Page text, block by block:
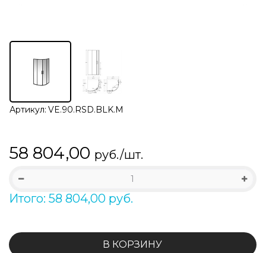
Артикул: VE.90.RSD.BLK.M
58 804,00 руб./шт.
Итого: 58 804,00 руб.
В КОРЗИНУ